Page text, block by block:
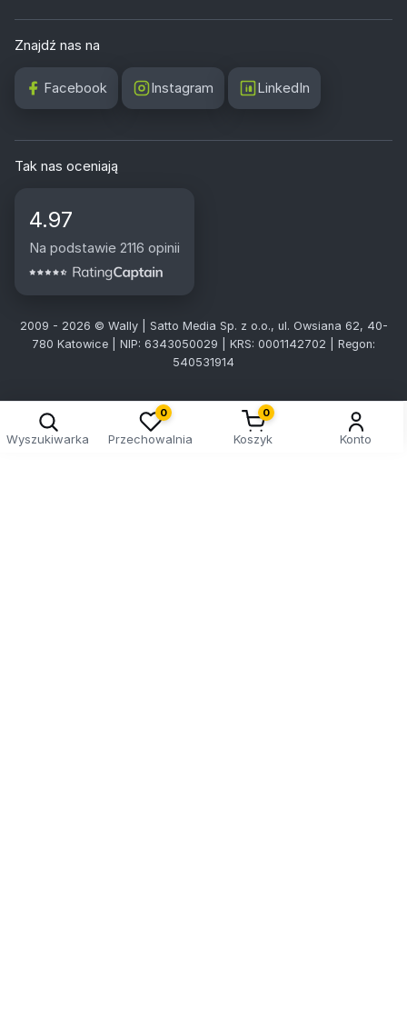
Znajdź nas na
Facebook Instagram LinkedIn
Tak nas oceniają
4.97
Na podstawie 2116 opinii
2009 - 2026 © Wally | Satto Media Sp. z o.o., ul. Owsiana 62, 40-
780 Katowice | NIP: 6343050029 | KRS: 0001142702 | Regon:
540531914
Wyszukiwarka
0
Przechowalnia
0
Koszyk Konto